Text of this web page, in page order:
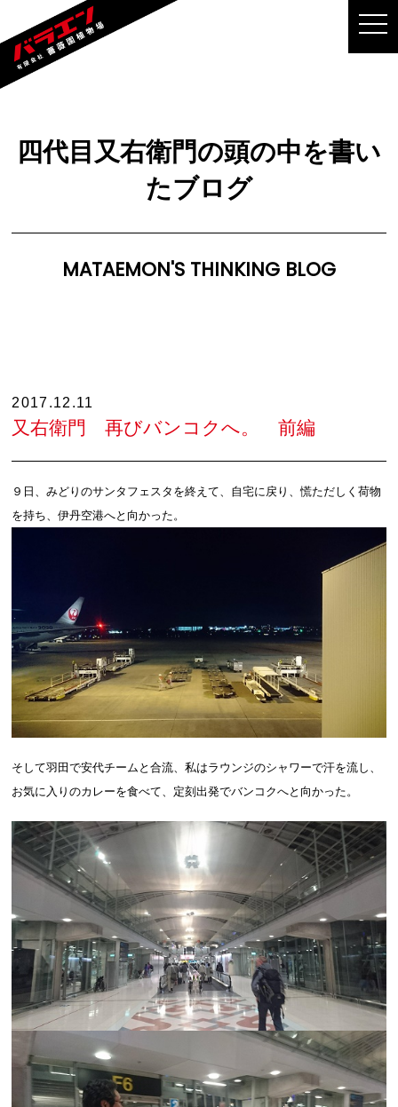
四代目又右衛門の頭の中を書い
たブログ
MATAEMON'S THINKING BLOG
2017.12.11
又右衛門 再びバンコクへ。 前編
９日、みどりのサンタフェスタを終えて、自宅に戻り、慌ただしく荷物
を持ち、伊丹空港へと向かった。
そして羽田で安代チームと合流、私はラウンジのシャワーで汗を流し、
お気に入りのカレーを食べて、定刻出発でバンコクへと向かった。